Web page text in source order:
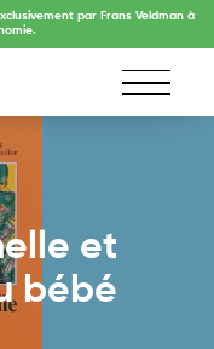
par Frans Veldman à
et
bébé